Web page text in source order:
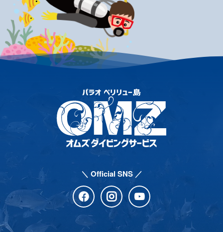
＼ Official SNS ／